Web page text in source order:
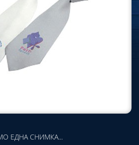
ЕДНА СНИМКА...